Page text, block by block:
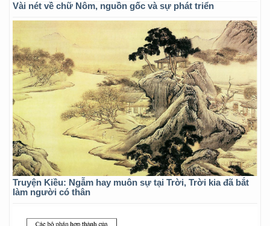
Vài nét về chữ Nôm, nguồn gốc và sự phát triển
Truyện Kiều: Ngẫm hay muôn sự tại Trời, Trời kia đã bắt
làm người có thân